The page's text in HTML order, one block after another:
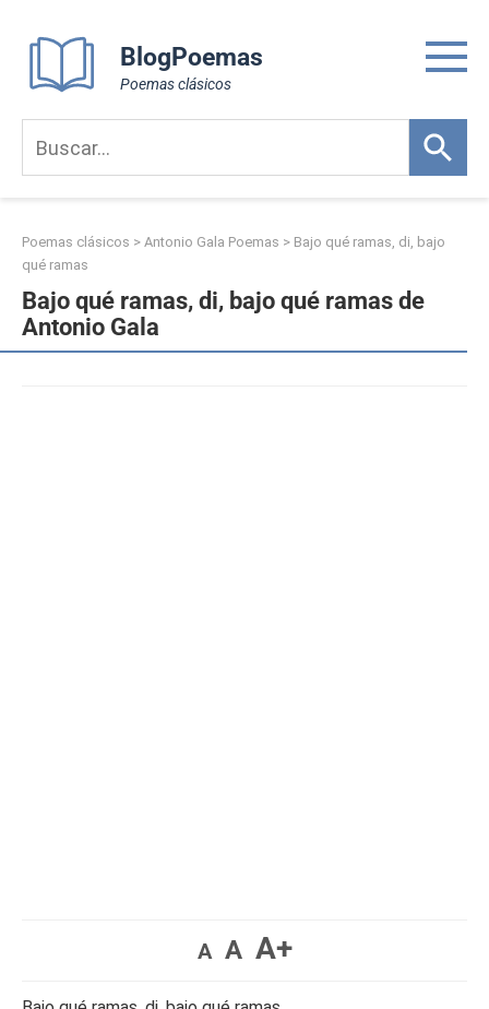
content
BlogPoemas
Poemas clásicos
Poemas clásicos > Antonio Gala Poemas > Bajo qué ramas, di, bajo
qué ramas
Bajo qué ramas, di, bajo qué ramas de
Antonio Gala
A A A+